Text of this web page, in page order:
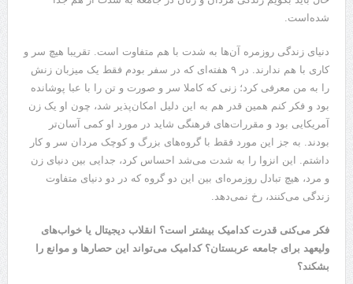
شده‌است.
دنیای زندگی روزمره آن‌ها به شدت با هم متفاوت است. تقریبا هیچ سر و
کاری با هم ندارند. در ۹ هفته‌ای که در سفر بودم فقط یک میزبان زنش
را به من معرفی کرد؛ زنی که کاملا سر و صورت و تن را با عبا پوشانده
بود و فکر کنم همین قدر هم به این دلیل امکان‌پذیر شد، چون او یک زن
آمریکایی بود و مقررات‌های فرهنگی شاید در مورد او کمی آسان‌تر
بودند. به جز این مورد فقط با گروه‌های بزرگ و کوچک مردان سر و کار
داشتم. این انزوا را به شدت می‌شد احساس کرد، جدایی بین دنیای زن
و مرد، هیچ تبادل روزمره‌ای بین این دو گروه که در دو دنیای متفاوت
زندگی می‌کنند، رخ نمی‌دهد.
فکر می‌کنی قدرت کدامیک بیشتر است؟ انقلاب دیجیتال یا خواب‌های
ولیعهد برای جامعه عربستان؟ کدامیک می‌تواند این حصار‌ها و موانع را
بشکند؟